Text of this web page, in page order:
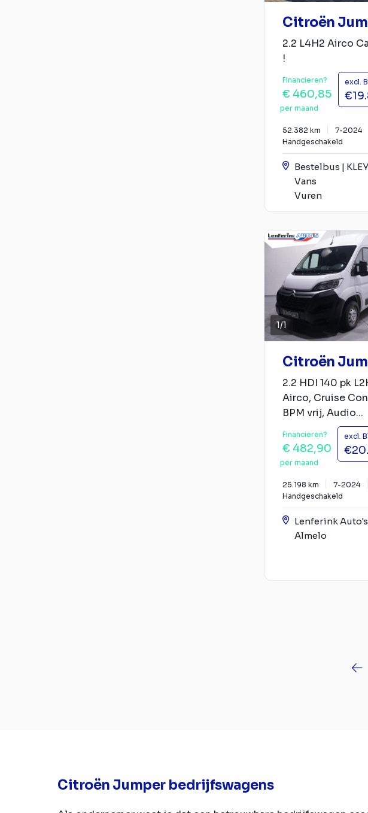
Citroën
2.2 L4H2 Airco
!
Financieren?
€ 460,85
per maand
excl.
52.382 km
7-2024
Handgeschakeld
Bestelbus |
Vans
Vuren
1/1
Citroën
2.2 HDI 140 pk
Airco, Cruise
BPM vrij, Audio...
Financieren?
€ 482,90
per maand
excl.
25.198 km
7-2024
Handgeschakeld
Lenferink Auto's
Almelo
Citroën Jumper bedrijfswagens